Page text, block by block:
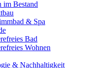
im Bestand
& Spa
Bad
Wohnen
& Nachhaltigkeit